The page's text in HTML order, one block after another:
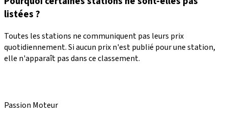
listées ?
Toutes les stations ne communiquent pas leurs prix
quotidiennement. Si aucun prix n'est publié pour une station,
elle n'apparaît pas dans ce classement.
Passion Moteur